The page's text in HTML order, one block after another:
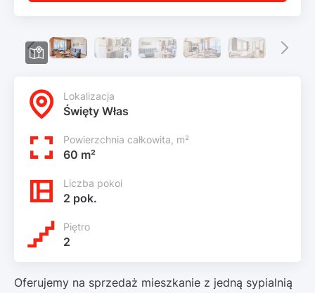
Lokalizacja
Święty Włas
Powierzchnia całkowita, m²
60 m²
Liczba pokoi
2 pok.
Piętro
2
Oferujemy na sprzedaż mieszkanie z jedną sypialnią